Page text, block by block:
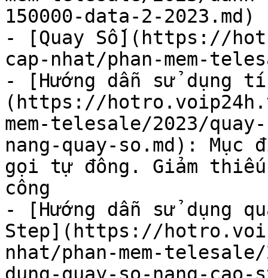
150000-data-2-2023.md)
- [Quay Số](https://
cap-nhat/phan-mem-
- [Hướng dẫn sử dụng
(https://
mem-telesale/2023/
nang-quay-so.md):
gọi tự đông. Giảm
công
- [Hướng dẫn sử dụng
Step](https://
nhat/phan-mem-